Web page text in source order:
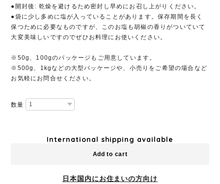
●開封後: 乾燥を避けるため密封し早めにお召し上がりください。
●袋に少し多めに塩が入っていることがあります。保存期間を長く
保つために必要なものですが、このお塩も胡椒の香りがついていて
大変美味しいですのでぜひお料理にお使いください。
※50g、100gのパッケージもご用意しています。
※500g、1kgなどの大型パッケージや、小売りをご希望の場合など
お気軽にお問合せください。
数量
International shipping available
Add to cart
日本国内にお住まいの方向け